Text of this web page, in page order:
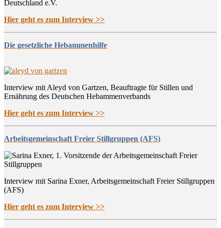
Deutschland e.V.
Hier geht es zum Interview >>
Die gesetzliche Hebammenhilfe
Interview mit Aleyd von Gartzen, Beauftragte für Stillen und
Ernährung des Deutschen Hebammenverbands
Hier geht es zum Interview >>
Arbeitsgemeinschaft Freier Stillgruppen (AFS)
Interview mit Sarina Exner, Arbeitsgemeinschaft Freier Stillgruppen
(AFS)
Hier geht es zum Interview >>